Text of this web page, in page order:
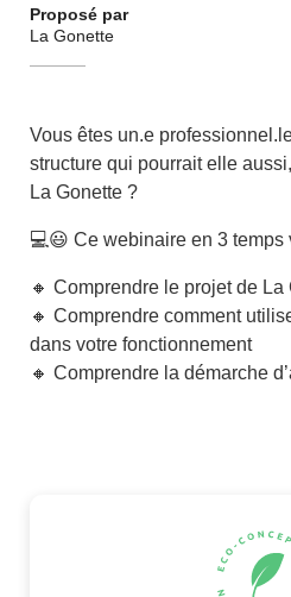
Proposé par
La Gonette
Vous êtes un.e
structure qui pourrait elle
La Gonette ?
💻😃 Ce webinaire en 3 temps
🔸 Comprendre le projet de La
🔸 Comprendre comment
dans votre fonctionnement
🔸 Comprendre la démarche